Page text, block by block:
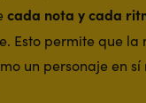
cada nota y cada
Esto permite que la
un personaje en sí